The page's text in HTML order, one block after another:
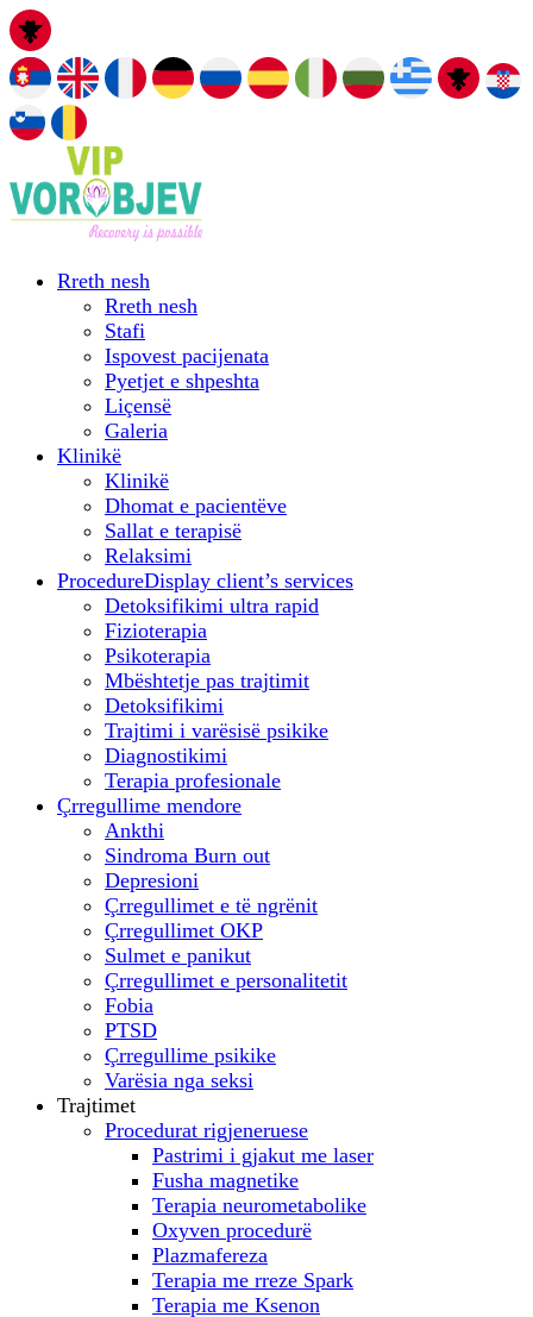
Rreth nesh
Rreth nesh
Stafi
Ispovest pacijenata
Pyetjet e shpeshta
Liçensë
Galeria
Klinikë
Klinikë
Dhomat e pacientëve
Sallat e terapisë
Relaksimi
ProcedureDisplay client’s services
Detoksifikimi ultra rapid
Fizioterapia
Psikoterapia
Mbështetje pas trajtimit
Detoksifikimi
Trajtimi i varësisë psikike
Diagnostikimi
Terapia profesionale
Çrregullime mendore
Ankthi
Sindroma Burn out
Depresioni
Çrregullimet e të ngrënit
Çrregullimet OKP
Sulmet e panikut
Çrregullimet e personalitetit
Fobia
PTSD
Çrregullime psikike
Varësia nga seksi
Trajtimet
Procedurat rigjeneruese
Pastrimi i gjakut me laser
Fusha magnetike
Terapia neurometabolike
Oxyven procedurë
Plazmafereza
Terapia me rreze Spark
Terapia me Ksenon